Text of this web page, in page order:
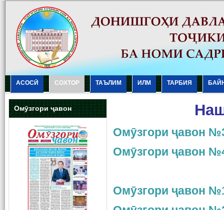
АСОСӢ СОХТОР ТАЪЛИМ ИЛМ ТАРБИЯ
Омӯзгори ҷавон
Омӯзгори ҷавон
Омӯзгори ҷавон
Омӯзгори ҷавон